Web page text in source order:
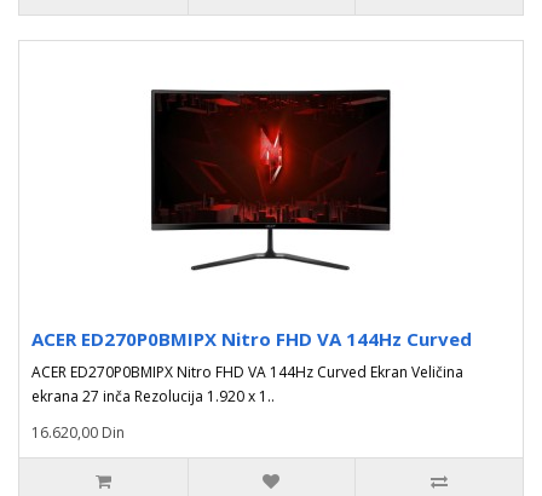
ACER ED270P0BMIPX Nitro FHD VA 144Hz Curved
ACER ED270P0BMIPX Nitro FHD VA 144Hz Curved Ekran Veličina
ekrana 27 inča Rezolucija 1.920 x 1..
16.620,00 Din